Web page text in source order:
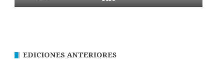
EDICIONES ANTERIORES